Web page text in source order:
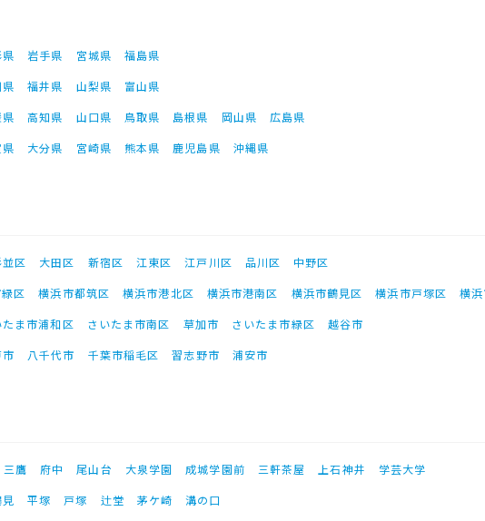
岩手県 宮城県
福島県
福井県 山梨県
富山県
高知県 山口県 鳥取県 島根県 岡山県
広島県
大分県 宮崎県 熊本県 鹿児島県 沖縄県
区 大田区 新宿区 江東区 江戸川区 品川区
中野区
区 横浜市都筑区 横浜市港北区 横浜市港南区 横浜市鶴見区 横浜市戸塚区
横
たま市浦和区 さいたま市南区 草加市 さいたま市緑区
越谷市
八千代市 千葉市稲毛区 習志野市 浦安市
三鷹 府中 尾山台 大泉学園 成城学園前 三軒茶屋 上石神井
学芸大学
平塚 戸塚 辻堂 茅ケ崎
溝の口